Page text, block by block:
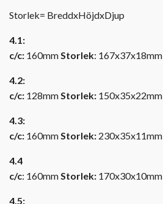
Storlek= BreddxHöjdxDjup
4.1:
c/c: 160mmStorlek: 167x37x18mm
4.2:
c/c: 128mmStorlek: 150x35x22mm
4.3:
c/c: 160mmStorlek: 230x35x11mm
4.4
c/c: 160mmStorlek: 170x30x10mm
4.5: